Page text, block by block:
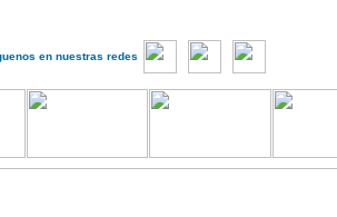
en nuestras redes